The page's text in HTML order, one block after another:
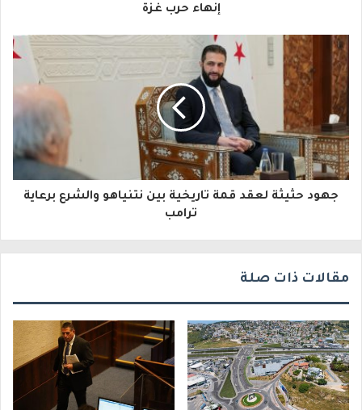
إ
ل
ك
ت
ر
و
إنهاء حرب غزة
جهود حثيثة لعقد قمة تاريخية بين نتنياهو والشرع برعاية
ترامب
مقالات ذات صلة